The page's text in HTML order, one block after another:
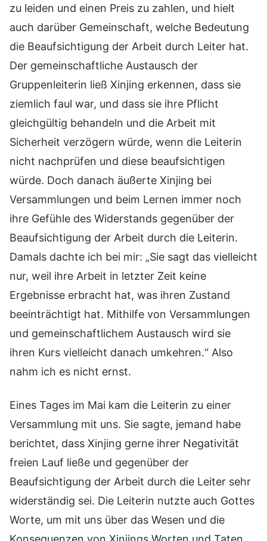
zu leiden und einen Preis zu zahlen, und hielt
auch darüber Gemeinschaft, welche Bedeutung
die Beaufsichtigung der Arbeit durch Leiter hat.
Der gemeinschaftliche Austausch der
Gruppenleiterin ließ Xinjing erkennen, dass sie
ziemlich faul war, und dass sie ihre Pflicht
gleichgültig behandeln und die Arbeit mit
Sicherheit verzögern würde, wenn die Leiterin
nicht nachprüfen und diese beaufsichtigen
würde. Doch danach äußerte Xinjing bei
Versammlungen und beim Lernen immer noch
ihre Gefühle des Widerstands gegenüber der
Beaufsichtigung der Arbeit durch die Leiterin.
Damals dachte ich bei mir: „Sie sagt das vielleicht
nur, weil ihre Arbeit in letzter Zeit keine
Ergebnisse erbracht hat, was ihren Zustand
beeinträchtigt hat. Mithilfe von Versammlungen
und gemeinschaftlichem Austausch wird sie
ihren Kurs vielleicht danach umkehren.“ Also
nahm ich es nicht ernst.
Eines Tages im Mai kam die Leiterin zu einer
Versammlung mit uns. Sie sagte, jemand habe
berichtet, dass Xinjing gerne ihrer Negativität
freien Lauf ließe und gegenüber der
Beaufsichtigung der Arbeit durch die Leiter sehr
widerständig sei. Die Leiterin nutzte auch Gottes
Worte, um mit uns über das Wesen und die